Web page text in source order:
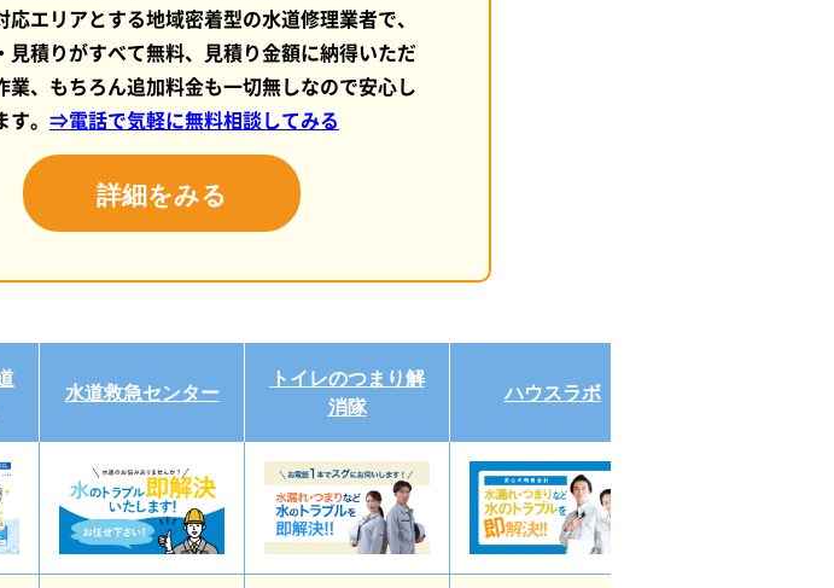
応エリアとする地域密着型の水道修理業者で、
見積りがすべて無料、見積り金額に納得いただ
業、もちろん追加料金も一切無しなので安心し
。 ⇒電話で気軽に無料相談してみる
詳細をみる
水道救急センター
トイレのつまり解
消隊
ハウスラボ